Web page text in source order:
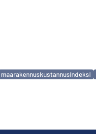
maarakennuskustannusindeksi